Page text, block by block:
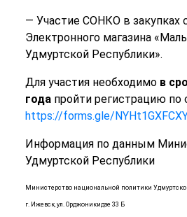
— Участие СОНКО в закупках
Электронного магазина
Удмуртской Республики».
Для участия необходимо в
годапройти регистрацию по
https://forms.gle/
Информация по данным
Удмуртской Республики
Министерство национальной политики
г. Ижевск, ул. Орджоникидзе 33 Б